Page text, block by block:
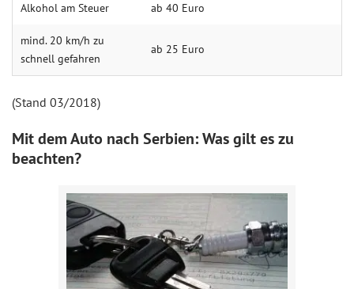
Alkohol am Steuer ab 40 Euro
mind. 20 km/h zu
schnell gefahren
ab 25 Euro
(Stand 03/2018)
Mit dem Auto nach Serbien: Was gilt es zu
beachten?